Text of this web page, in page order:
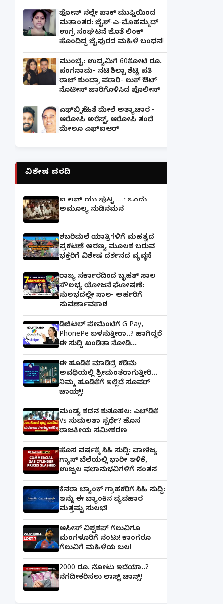
ಫೋನ್ ನಲ್ಲೇ ಪಾಕ್ ಮುಫ್ತಿಯಿಂದ
ಮತಾಂತರ: ಜೈಶ್-ಎ-ಮೊಹಮ್ಮದ್
ಉಗ್ರ ಸಂಘಟನೆ ಜೊತೆ ಲಿಂಕ್
ಹೊಂದಿದ್ದ ಜೈಪುರದ ಮಹಿಳೆ ಬಂಧನ!
ಮುಂಬೈ: ಉದ್ಯಮಿಗೆ 60ಕೋಟಿ ರೂ.
ಪಂಗನಾಮ- ನಟಿ ಶಿಲ್ಪಾ ಶೆಟ್ಟಿ ಪತಿ
ರಾಜ್ ಕುಂದ್ರಾ ಪರಾರಿ- ಲುಕ್ ಔಟ್
ನೊಟೀಸ್ ಜಾರಿಗೊಳಿಸಿದ ಪೊಲೀಸ್
ಎಫ್‌ಬಿ ಸ್ನೇಹಿತೆ ಮೇಲೆ ಅತ್ಯಾಚಾರ -
ಆರೋಪಿ ಅರೆಸ್ಟ್, ಆರೋಪಿ ತಂದೆ
ಮೇಲೂ ಎಫ್ಐಆರ್
ವಿಶೇಷ ವರದಿ
ಐ ಲವ್ ಯು ಪುಟ್ಟ.....: ಒಂದು
ಅಮೂಲ್ಯ ನುಡಿನಮನ
ಶಬರಿಮಲೆ ಯಾತ್ರಿಗಳಿಗೆ ಮಹತ್ವದ
ಪ್ರಕಟಣೆ ಅರಣ್ಯ ಮೂಲಕ ಬರುವ
ಭಕ್ತರಿಗೆ ವಿಶೇಷ ದರ್ಶನದ ವ್ಯವಸ್ಥೆ
ರಾಜ್ಯ ಸರ್ಕಾರದಿಂದ ಬೃಹತ್ ಸಾಲ
ಸೌಲಭ್ಯ ಯೋಜನೆ ಘೋಷಣೆ:
ಸುಲಭದಲ್ಲೇ ಸಾಲ- ಅರ್ಹರಿಗೆ
ಸುವರ್ಣಾವಕಾಶ
ಡಿಜಿಟಲ್ ಪೇಮೆಂಟಿಗೆ G Pay,
PhonePe ಬಳಸುತ್ತೀರಾ..? ಹಾಗಿದ್ದರೆ
ಈ ಸುದ್ದಿ ಖಂಡಿತಾ ನೋಡಿ...
ಈ ಹೂಡಿಕೆ ಮಾಡಿದ್ರೆ ಕಡಿಮೆ
ಅವಧಿಯಲ್ಲಿ ಶ್ರೀಮಂತರಾಗುತ್ತೀರಿ...
ನಿಮ್ಮ ಹೂಡಿಕೆಗೆ ಇಲ್ಲಿದೆ ಸೂಪರ್
ಚಾಯ್ಸ್‌!
ಮಂಡ್ಯ ಕದನ ಕುತೂಹಲ: ಎಚ್‌ಡಿಕೆ
Vs ಸುಮಲತಾ ಸ್ಪರ್ಧೆ? ಹೊಸ
ರಾಜಕೀಯ ಸಮೀಕರಣ
ಹೊಸ ವರ್ಷಕ್ಕೆ ಸಿಹಿ ಸುದ್ದಿ: ವಾಣಿಜ್ಯ
ಗ್ಯಾಸ್‌ ಬೆಲೆಯಲ್ಲಿ ಭಾರೀ ಇಳಿಕೆ,
ಉಜ್ವಲ ಫಲಾನುಭವಿಗಳಿಗೆ ಸಂತಸ
ಕೆನರಾ ಬ್ಯಾಂಕ್‌ ಗ್ರಾಹಕರಿಗೆ ಸಿಹಿ ಸುದ್ದಿ:
ಇನ್ನು ಈ ಬ್ಯಾಂಕಿನ ವ್ಯವಹಾರ
ಮತ್ತಷ್ಟು ಸುಲಭ!
ಆಸೀಸ್ ವಿಶ್ವಕಪ್ ಗೆಲುವಿಗೂ
ಮಂಗಳೂರಿಗೆ ನಂಟು! ಕಾಂಗರೂ
ಗೆಲುವಿಗೆ ಮಹಿಳೆಯ ಬಲ!
2000 ರೂ. ನೋಟು ಇದೆಯಾ..?
ನಗದೀಕರಿಸಲು ಲಾಸ್ಟ್‌ ಚಾನ್ಸ್‌!